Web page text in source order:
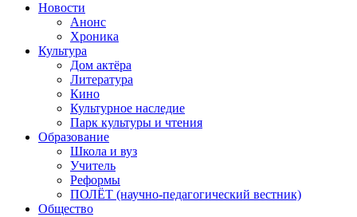
Новости
Анонс
Хроника
Культура
Дом актёра
Литература
Кино
Культурное наследие
Парк культуры и чтения
Образование
Школа и вуз
Учитель
Реформы
ПОЛЁТ (научно-педагогический вестник)
Общество